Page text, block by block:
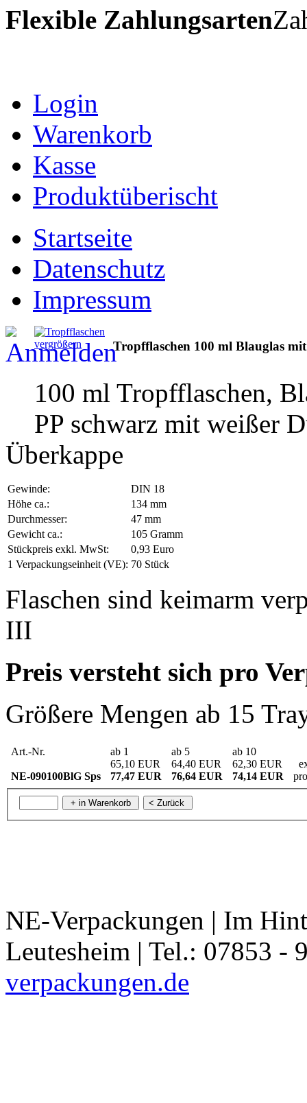
Flexible Zahlungsarten
Login
Warenkorb
Kasse
Produktüberischt
Startseite
Datenschutz
Impressum
vergrößern Tropfflaschen 100 ml Blauglas
100 ml Tropfflaschen,
PP schwarz mit weißer
Überkappe
Gewinde:
DIN 18
Höhe ca.:
134 mm
Durchmesser:
47 mm
Gewicht ca.:
105 Gramm
Stückpreis exkl. MwSt:
0,93 Euro
1 Verpackungseinheit (VE): 70 Stück
Flaschen sind keimarm
III
Preis versteht sich pro
Größere Mengen ab 15
Art.-Nr.
NE-090100BlG Sps
ab 1
65,10 EUR
77,47 EUR
ab 5
64,40 EUR
76,64 EUR
ab 10
62,30 EUR
74,14 EUR
NE-Verpackungen | Im
Leutesheim | Tel.: 07853 -
verpackungen.de